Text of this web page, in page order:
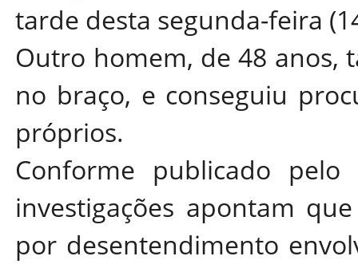
tarde desta segunda-feira
Outro homem, de 48 anos,
no braço, e conseguiu
próprios.
Conforme publicado
investigações apontam
por desentendimento